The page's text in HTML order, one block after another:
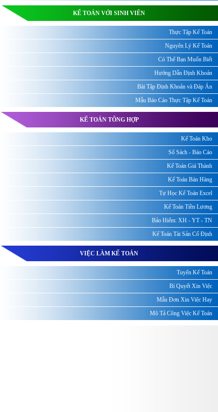
KẾ TOÁN VỚI SINH VIÊN
Thực Tập Kế Toán
Nguyên Lý Kế Toán
Có Thể Bạn Muốn Biết
Hướng Dẫn Định Khoản
Bài Tập Định Khoản và Đáp Án
Mẫu Báo Cáo Thực Tập Kế Toán
KẾ TOÁN TỔNG HỢP
Kế Toán Kho
Sổ Sách - Báo Cáo
Kế Toán Giá Thành
Kế Toán Bán Hàng
Tự Học Kế Toán Excel
Kế Toán Tiền Lương
Bảo Hiểm: XH - YT - TN
Kế Toán Tài Sản Cố Định
VIỆC LÀM KẾ TOÁN
Tuyển Kế Toán
Bí Quyết Xin Việc
Mẫu Đơn Xin Việc Hay
Mô Tả Công Việc Kế Toán